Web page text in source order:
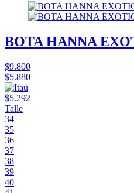
BOTA HANNA
$9.800
$5.880
$5.292
Talle
34
35
36
37
38
39
40